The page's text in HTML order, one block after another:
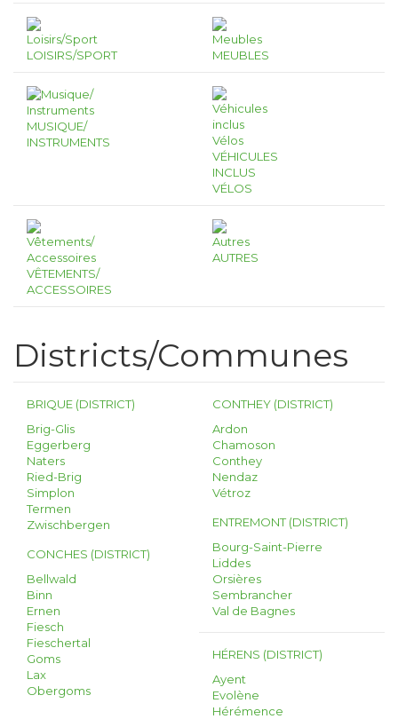
LOISIRS/SPORT MEUBLES
MUSIQUE/
INSTRUMENTS
VÉHICULES
INCLUS
VÉLOS
VÊTEMENTS/
ACCESSOIRES
AUTRES
Districts/Communes
BRIQUE (DISTRICT)
Brig-Glis
Eggerberg
Naters
Ried-Brig
Simplon
Termen
Zwischbergen
CONCHES (DISTRICT)
Bellwald
Binn
Ernen
Fiesch
Fieschertal
Goms
Lax
Obergoms
CONTHEY (DISTRICT)
Ardon
Chamoson
Conthey
Nendaz
Vétroz
ENTREMONT (DISTRICT)
Bourg-Saint-Pierre
Liddes
Orsières
Sembrancher
Val de Bagnes
HÉRENS (DISTRICT)
Ayent
Evolène
Hérémence